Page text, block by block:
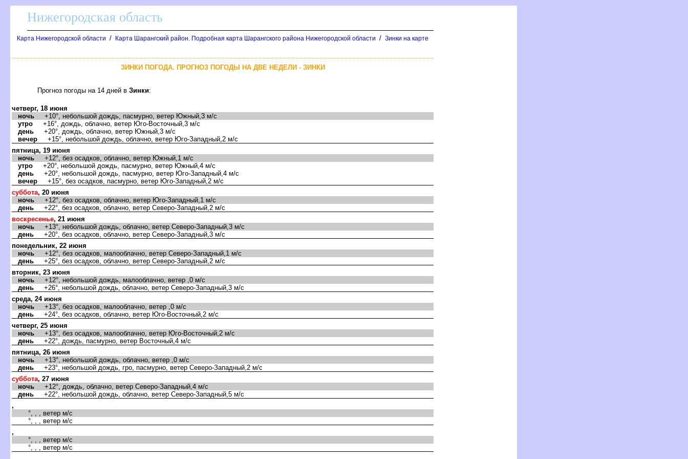
Нижегородская область
Карта Нижегородской области / Карта Шарангский район. Подробная карта Шарангского района Нижегородской области / Зинки на карте
ЗИНКИ ПОГОДА. ПРОГНОЗ ПОГОДЫ НА ДВЕ НЕДЕЛИ - ЗИНКИ
Прогноз погоды на 14 дней Зинки:
четверг, 18 июня
ночь +10°, небольшой дождь, пасмурно, ветер Южный,3 м/с
утро +16°, дождь, облачно, ветер Юго-Восточный,3 м/с
день +20°, дождь, облачно, ветер Южный,3 м/с
ечер +15°, небольшой дождь, облачно, ветер Юго-Западный,2 м/с
пятница, 19 июня
ночь +12°, без осадков, облачно, ветер Южный,1 м/с
утро +20°, небольшой дождь, пасмурно, ветер Южный,4 м/с
день +20°, небольшой дождь, пасмурно, ветер Юго-Западный,4 м/с
ечер +15°, без осадков, пасмурно, ветер Юго-Западный,2 м/с
суббота, 20 июня
ночь +12°, без осадков, облачно, ветер Юго-Западный,1 м/с
день +22°, без осадков, облачно, ветер Северо-Западный,2 м/с
оскресенье, 21 июня
ночь +13°, небольшой дождь, облачно, ветер Северо-Западный,3 м/с
день +20°, без осадков, облачно, ветер Северо-Западный,3 м/с
понедельник, 22 июня
ночь +12°, без осадков, малооблачно, ветер Северо-Западный,1 м/с
день +25°, без осадков, облачно, ветер Северо-Западный,2 м/с
торник, 23 июня
ночь +12°, небольшой дождь, малооблачно, ветер ,0 м/с
день +26°, небольшой дождь, облачно, ветер Северо-Западный,3 м/с
среда, 24 июня
ночь +13°, без осадков, малооблачно, ветер ,0 м/с
день +24°, без осадков, облачно, ветер Юго-Восточный,2 м/с
четверг, 25 июня
ночь +13°, без осадков, малооблачно, ветер Юго-Восточный,2 м/с
день +22°, дождь, пасмурно, ветер Восточный,4 м/с
пятница, 26 июня
ночь +13°, небольшой дождь, облачно, ветер ,0 м/с
день +23°, небольшой дождь, гро, пасмурно, ветер Северо-Западный,2 м/с
суббота, 27 июня
ночь +12°, дождь, облачно, ветер Северо-Западный,4 м/с
день +22°, небольшой дождь, облачно, ветер Северо-Западный,5 м/с
,
°, , , ветер м/с
°, , , ветер м/с
,
°, , , ветер м/с
°, , , ветер м/с